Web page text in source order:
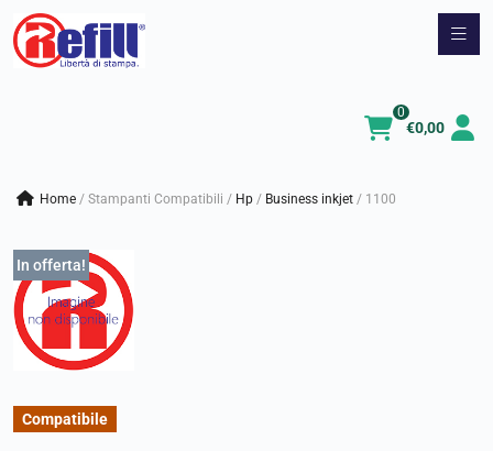
Vai
€0,00
0
Home / Stampanti Compatibili / hp / business inkjet / 1100
In offerta!
Compatibile